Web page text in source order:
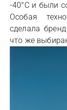
-40°C и были
Особая
сделала
что же